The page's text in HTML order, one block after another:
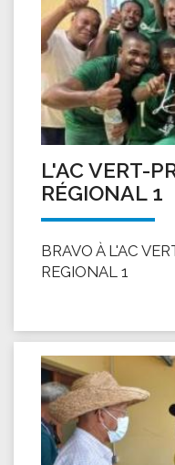
L'AC VERT-
RÉGIONAL 1
BRAVO À L'AC
REGIONAL 1